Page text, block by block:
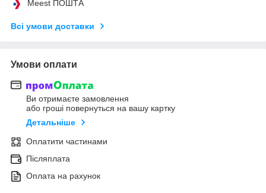
Meest ПОШТА
Всі умови доставки
Умови оплати
Ви отримаєте замовлення
або гроші повернуться на вашу картку
Детальніше
Оплатити частинами
Післяплата
Оплата на рахунок